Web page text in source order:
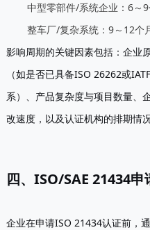
中型零部件/系统企业：6～9
整车厂/复杂系统：9～12个
影响周期的关键因素包括：企业
（如是否已具备ISO 26262或
系）、产品复杂度与项目数量、
改速度，以及认证机构的排期情况
四、ISO/SAE 21434申
企业在申请ISO 21434认证前，